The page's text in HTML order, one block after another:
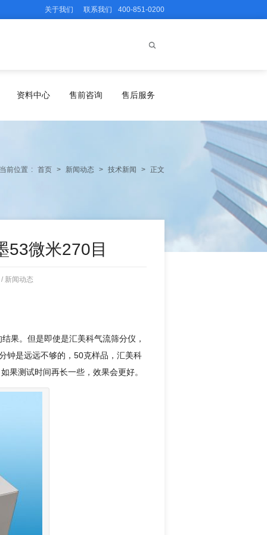
关于我们 联系我们 400-851-0200
资料中心 售前咨询 售后服务
当前位置 : 首页 > 新闻动态 > 技术新闻 > 正文
53微米270目
/ 新闻动态
果。但是即使是汇美科气流筛分仪，
钟是远远不够的，50克样品，汇美科
果测试时间再长一些，效果会更好。